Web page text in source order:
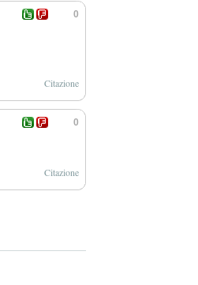
0
Citazione
0
Citazione